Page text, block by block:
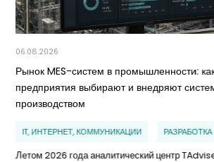
06.08.2026
Рынок MES-систем в промышленности:
предприятия выбирают и внедряют
производством
IT, ИНТЕРНЕТ, КОММУНИКАЦИИ
Летом 2026 года аналитический центр